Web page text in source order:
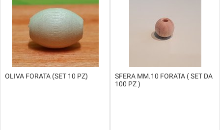
OLIVA FORATA (SET 10 PZ)
SFERA MM.10 FORATA ( SET DA
100 PZ )